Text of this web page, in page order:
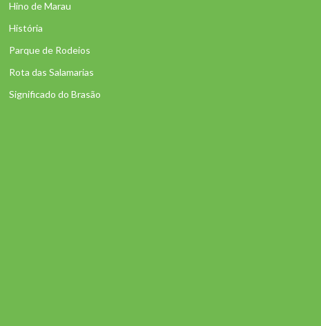
Hino de Marau
História
Parque de Rodeios
Rota das Salamarias
Significado do Brasão